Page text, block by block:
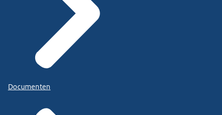
Documenten